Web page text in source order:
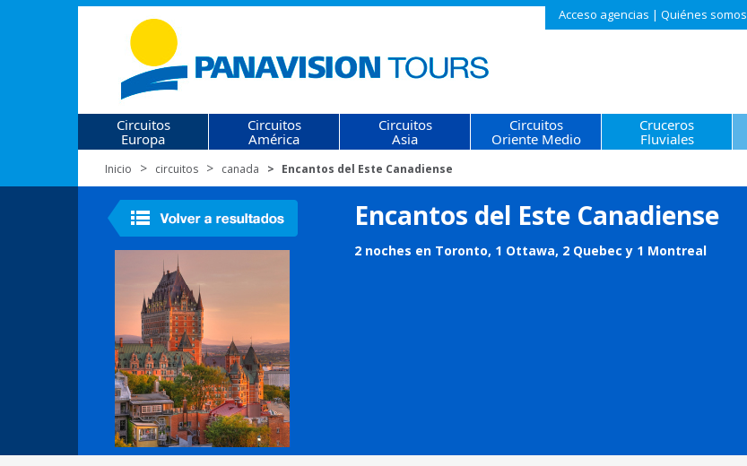
Acceso agencias | Quiénes somos
Circuitos
Europa
Circuitos
América
Circuitos
Asia
Circuitos
Oriente Medio
Cruceros
Fluviales
Inicio circuitos canada Encantos del Este Canadiense
Encantos del Este Canadiense
2 noches en Toronto, 1 Ottawa, 2 Quebec y 1 Montreal